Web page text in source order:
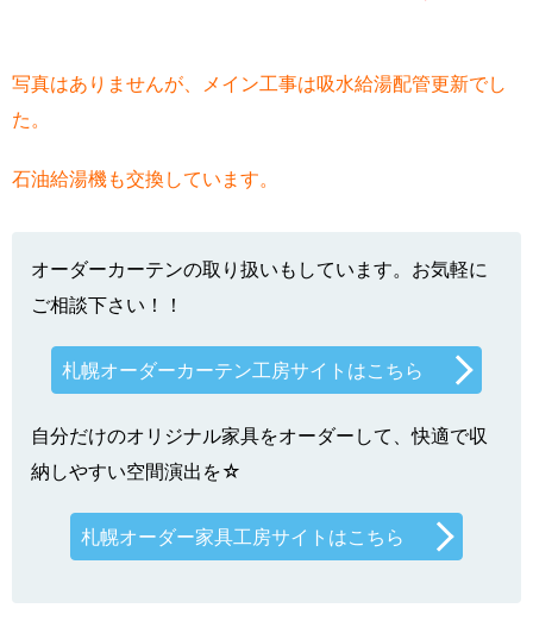
写真はありませんが、メイン工事は吸水給湯配管更新でし
た。
石油給湯機も交換しています。
オーダーカーテンの取り扱いもしています。お気軽に
ご相談下さい！！
札幌オーダーカーテン工房サイトはこちら
自分だけのオリジナル家具をオーダーして、快適で収
納しやすい空間演出を☆
札幌オーダー家具工房サイトはこちら